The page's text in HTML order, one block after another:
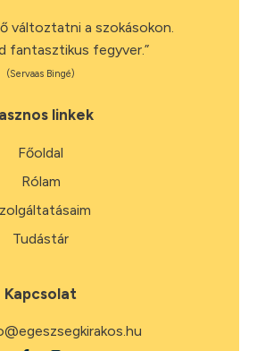
változtatni a szokásokon.
fantasztikus fegyver.”
(Servaas Bingé)
linkek
Főoldal
Rólam
Tudástár
Kapcsolat